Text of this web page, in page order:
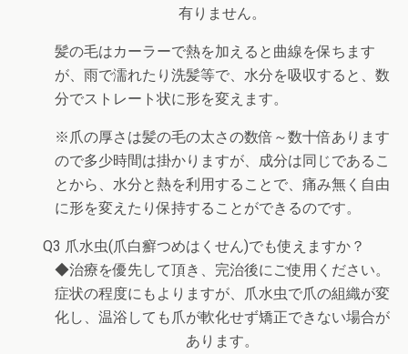
有りません。
髪の毛はカーラーで熱を加えると曲線を保ちます
が、雨で濡れたり洗髪等で、水分を吸収すると、数
分でストレート状に形を変えます。
※爪の厚さは髪の毛の太さの数倍～数十倍あります
ので多少時間は掛かりますが、成分は同じであるこ
とから、水分と熱を利用することで、痛み無く自由
に形を変えたり保持することができるのです。
Q3 爪水虫(爪白癬つめはくせん)でも使えますか？
◆治療を優先して頂き、完治後にご使用ください。
症状の程度にもよりますが、爪水虫で爪の組織が変
化し、温浴しても爪が軟化せず矯正できない場合が
あります。